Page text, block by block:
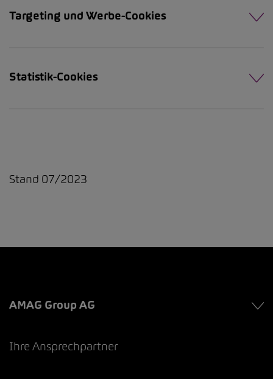
Targeting und Werbe-Cookies
Statistik-Cookies
Stand 07/2023
AMAG Group AG
Ihre Ansprechpartner